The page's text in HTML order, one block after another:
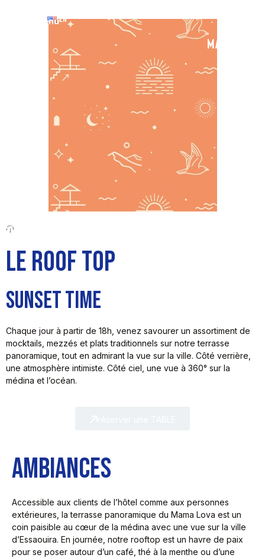
EN
LE ROOF TOP
SUNSET TIME
Chaque jour à partir de 18h, venez savourer un assortiment de
mocktails, mezzés et plats traditionnels sur notre terrasse
panoramique, tout en admirant la vue sur la ville. Côté verrière,
une atmosphère intimiste. Côté ciel, une vue à 360° sur la
médina et l’océan.
AMBIANCES
Accessible aux clients de l’hôtel comme aux personnes
extérieures, la terrasse panoramique du Mama Lova est un
coin paisible au cœur de la médina avec une vue sur la ville
d’Essaouira. En journée, notre rooftop est un havre de paix
pour se poser autour d’un café, thé à la menthe ou d’une